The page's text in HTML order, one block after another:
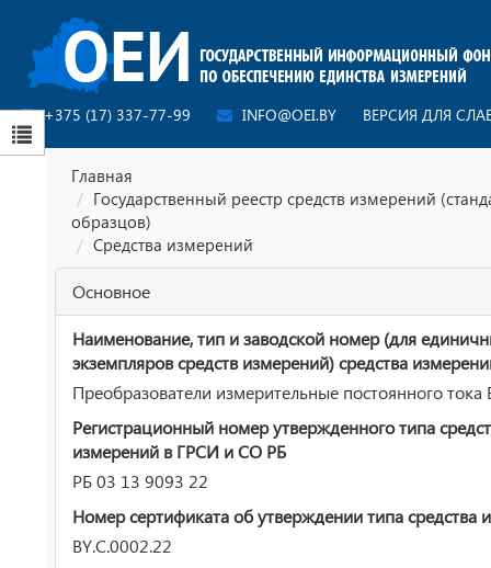
+375 (17) 337-77-99 INFO@OEI.BY ВЕРСИЯ ДЛЯ
Главная
Государственный реестр средств измерений
образцов)
Средства измерений
Основное
Наименование, тип и заводской номер (для
экземпляров средств измерений) средства
Преобразователи измерительные постоянного тока
Регистрационный номер утвержденного типа
измерений в ГРСИ и СО РБ
РБ 03 13 9093 22
Номер сертификата об утверждении типа средства
BY.C.0002.22